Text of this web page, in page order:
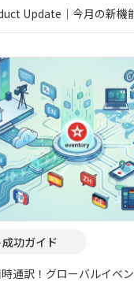
Update｜今月の新機
功ガイド
通訳！グローバルイベ